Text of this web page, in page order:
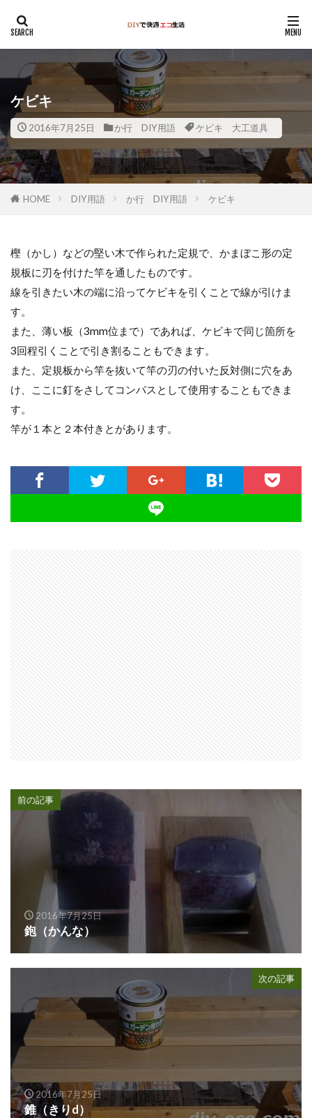
ケビキ
2016年7月25日 か行 DIY用語 ケビキ 大工道具
HOME DIY用語 か行 DIY用語 ケビキ
樫（かし）などの堅い木で作られた定規で、かまぼこ形の定
規板に刃を付けた竿を通したものです。
線を引きたい木の端に沿ってケビキを引くことで線が引けま
す。
また、薄い板（3mm位まで）であれば、ケビキで同じ箇所を
3回程引くことで引き割ることもできます。
また、定規板から竿を抜いて竿の刃の付いた反対側に穴をあ
け、ここに釘をさしてコンパスとして使用することもできま
す。
竿が１本と２本付きとがあります。
前の記事
2016年7月25日
鉋（かんな）
次の記事
2016年7月25日
錐（きりd）